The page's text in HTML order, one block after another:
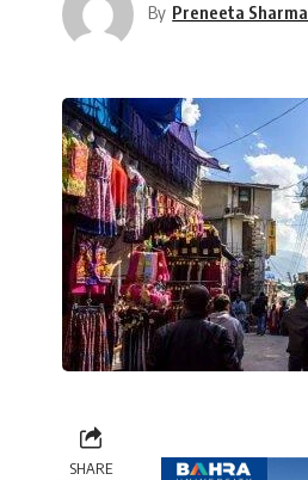
By Preneeta Sharma
SHARE